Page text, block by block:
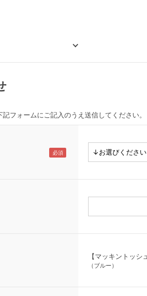
フォームにご記入のうえ送信してください。
【マッキントッ
（ブルー）